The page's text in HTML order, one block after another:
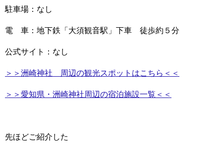
駐車場：なし
電 車：地下鉄「大須観音駅」下車 徒歩約５分
公式サイト：なし
＞＞洲崎神社 周辺の観光スポットはこちら＜＜
＞＞愛知県・洲崎神社周辺の宿泊施設一覧＜＜
先ほどご紹介した